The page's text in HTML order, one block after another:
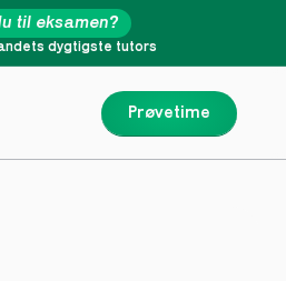
Prøvetime
dygtigste tutors
til eksamen?